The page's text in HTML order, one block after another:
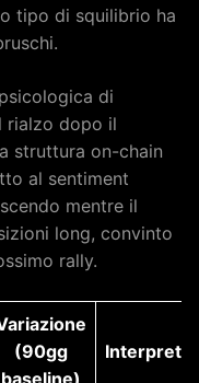
tipo di squilibrio ha
di
rialzo dopo il
struttura on-chain
al sentiment
mentre il
long, convinto
rally.
(90gg
baseline)